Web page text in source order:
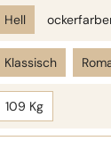
Hell
Klassisch
109 Kg